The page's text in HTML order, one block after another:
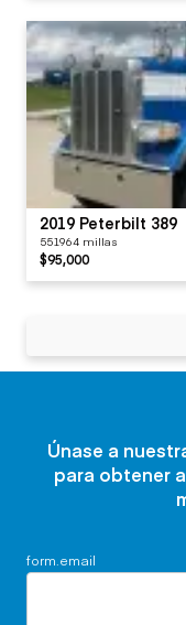
2019 Peterbilt 389
551964 millas
$95,000
Únase a
para obtener
form.email